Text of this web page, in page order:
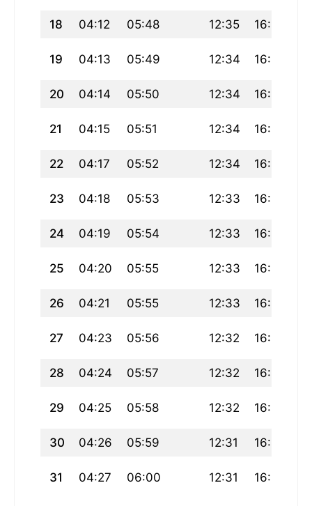
18 04:12 05:48 12:35 16:20
19 04:13 05:49 12:34 16:20
20 04:14 05:50 12:34 16:19
21 04:15 05:51 12:34 16:18
22 04:17 05:52 12:34 16:18
23 04:18 05:53 12:33 16:17
24 04:19 05:54 12:33 16:16
25 04:20 05:55 12:33 16:16
26 04:21 05:55 12:33 16:15
27 04:23 05:56 12:32 16:14
28 04:24 05:57 12:32 16:13
29 04:25 05:58 12:32 16:13
30 04:26 05:59 12:31 16:12
31 04:27 06:00 12:31 16:11